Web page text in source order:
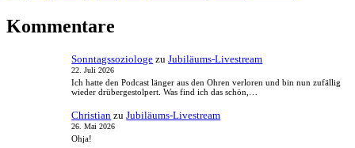
Kommentare
Sonntagssoziologe zuJubiläums-Livestream
22. Juli 2026
Ich hatte den Podcast länger aus den Ohren verloren und bin nun zufällig
wieder drübergestolpert. Was find ich das schön,…
Christian zuJubiläums-Livestream
26. Mai 2026
Ohja!